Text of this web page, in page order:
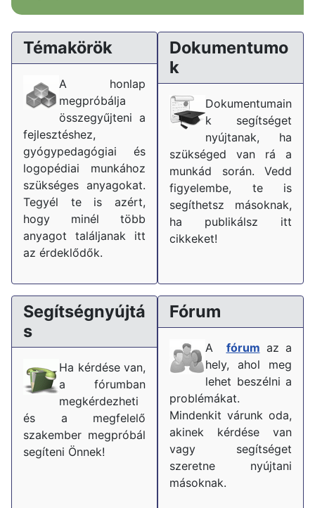
Témakörök
A honlap
megpróbálja
összegyűjteni a
fejlesztéshez,
gyógypedagógiai és
logopédiai munkához
szükséges anyagokat.
Tegyél te is azért,
hogy minél több
anyagot találjanak itt
az érdeklődők.
Dokumentumo
k
Dokumentumain
k segítséget
nyújtanak, ha
szükséged van rá a
munkád során. Vedd
figyelembe, te is
segíthetsz másoknak,
ha publikálsz itt
cikkeket!
Segítségnyújtá
s
Ha kérdése van,
a fórumban
megkérdezheti
és a megfelelő
szakember megpróbál
segíteni Önnek!
Fórum
A fórum az a
hely, ahol meg
lehet beszélni a
problémákat.
Mindenkit várunk oda,
akinek kérdése van
vagy segítséget
szeretne nyújtani
másoknak.